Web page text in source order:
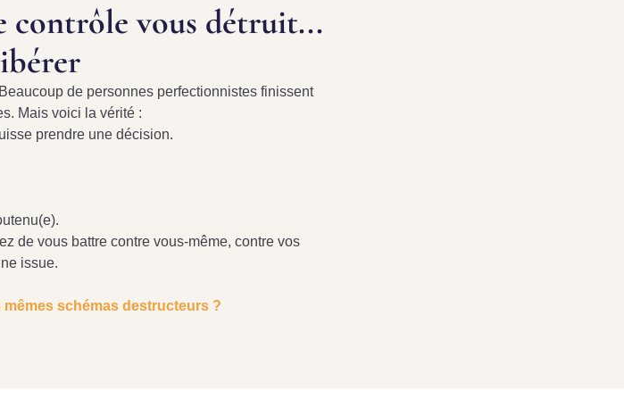
contrôle vous détruit...
de personnes perfectionnistes finissent
Mais voici la vérité :
prendre une décision.
de vous battre contre vous-même, contre vos
issue.
schémas destructeurs ?